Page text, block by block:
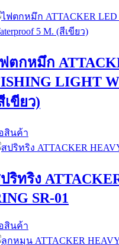
ตกหมึก
LIGHT
เขียว)
สินค้า
ริทริง
SR-01
สินค้า